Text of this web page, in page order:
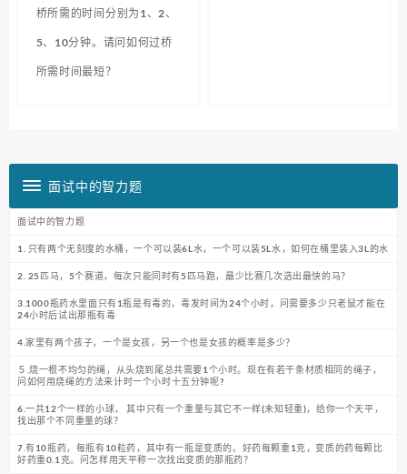
桥所需的时间分别为1、2、
5、10分钟。请问如何过桥
所需时间最短？
面试中的智力题
面试中的智力题
1. 只有两个无刻度的水桶，一个可以装6L水，一个可以装5L水，如何在桶里装入3L的水
2. 25匹马，5个赛道，每次只能同时有5匹马跑，最少比赛几次选出最快的马？
3.1000瓶药水里面只有1瓶是有毒的，毒发时间为24个小时，问需要多少只老鼠才能在
24小时后试出那瓶有毒
4.家里有两个孩子，一个是女孩，另一个也是女孩的概率是多少？
５.烧一根不均匀的绳，从头烧到尾总共需要1个小时。现在有若干条材质相同的绳子，
问如何用烧绳的方法来计时一个小时十五分钟呢?
6.一共12个一样的小球， 其中只有一个重量与其它不一样(未知轻重)，给你一个天平，
找出那个不同重量的球？
7.有10瓶药，每瓶有10粒药，其中有一瓶是变质的。好药每颗重1克，变质的药每颗比
好药重0.1克。问怎样用天平称一次找出变质的那瓶药？